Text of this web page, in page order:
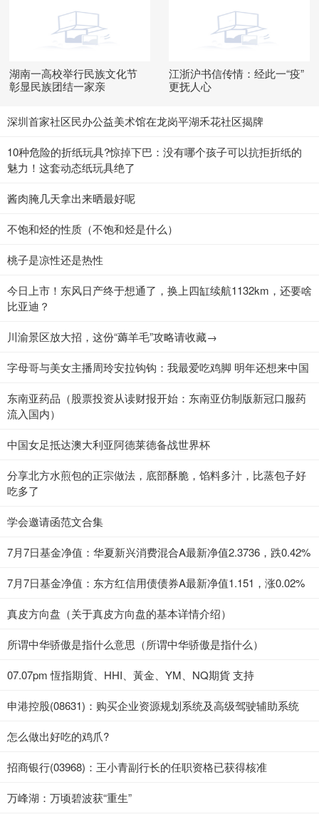
湖南一高校举行民族文化节
彰显民族团结一家亲
江浙沪书信传情：经此一“疫”
更抚人心
深圳首家社区民办公益美术馆在龙岗平湖禾花社区揭牌
10种危险的折纸玩具?惊掉下巴：没有哪个孩子可以抗拒折纸的
魅力！这套动态纸玩具绝了
酱肉腌几天拿出来晒最好呢
不饱和烃的性质（不饱和烃是什么）
桃子是凉性还是热性
今日上市！东风日产终于想通了，换上四缸续航1132km，还要啥
比亚迪？
川渝景区放大招，这份“薅羊毛”攻略请收藏→
字母哥与美女主播周玲安拉钩钩：我最爱吃鸡脚 明年还想来中国
东南亚药品（股票投资从读财报开始：东南亚仿制版新冠口服药
流入国内）
中国女足抵达澳大利亚阿德莱德备战世界杯
分享北方水煎包的正宗做法，底部酥脆，馅料多汁，比蒸包子好
吃多了
学会邀请函范文合集
7月7日基金净值：华夏新兴消费混合A最新净值2.3736，跌0.42%
7月7日基金净值：东方红信用债债券A最新净值1.151，涨0.02%
真皮方向盘（关于真皮方向盘的基本详情介绍）
所谓中华骄傲是指什么意思（所谓中华骄傲是指什么）
07.07pm 恆指期貨、HHI、黃金、YM、NQ期貨 支持
申港控股(08631)：购买企业资源规划系统及高级驾驶辅助系统
怎么做出好吃的鸡爪?
招商银行(03968)：王小青副行长的任职资格已获得核准
万峰湖：万顷碧波获“重生”